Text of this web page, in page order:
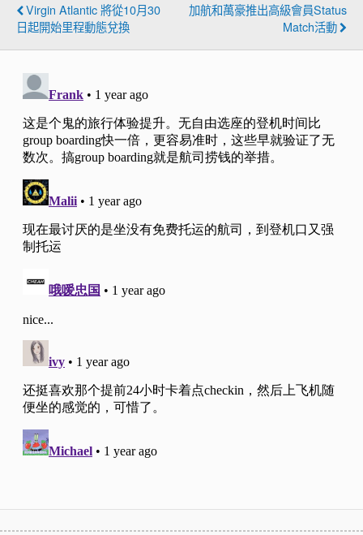
Virgin Atlantic 將從10月30
日起開始里程動態兌換
加航和萬豪推出高級會員Status
Match活動